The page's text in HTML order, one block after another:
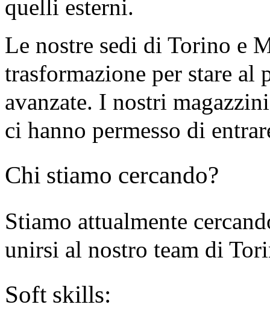
quelli esterni.
Le nostre sedi di Torino e
trasformazione per stare al
avanzate. I nostri
ci hanno permesso di
Chi stiamo cercando?
Stiamo attualmente
unirsi al nostro team di
Soft skills: